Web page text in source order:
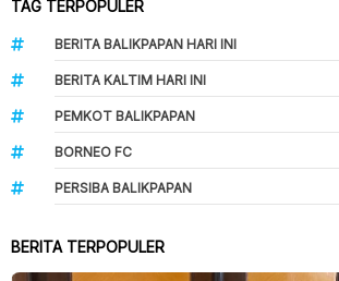
TAG TERPOPULER
BERITA BALIKPAPAN HARI INI
BERITA KALTIM HARI INI
PEMKOT BALIKPAPAN
BORNEO FC
PERSIBA BALIKPAPAN
BERITA TERPOPULER